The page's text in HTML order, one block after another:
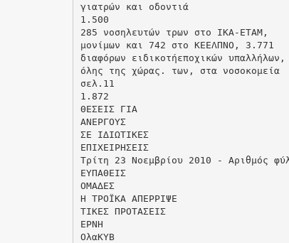
γιατρών και οδοντιά
1.500
285 νοσηλευτών τρων στο ΙΚΑ-ΕΤΑΜ,
µονίµων και 742 στο ΚΕΕΛΠΝΟ, 3.771
διαφόρων ειδικοτήεποχικών υπαλλήλων,
όλης της χώρας. των, στα νοσοκοµεία
σελ.11
1.872
ΘΕΣΕΙΣ ΓΙΑ
ΑΝΕΡΓΟΥΣ
ΣΕ Ι∆ΙΩΤΙΚΕΣ
ΕΠΙΧΕΙΡΗΣΕΙΣ
Τρίτη 23 Νοεµβρίου 2010 - Αριθµός
ΕΥΠΑΘΕΙΣ
ΟΜΑ∆ΕΣ
Η ΤΡΟΪΚΑ ΑΠΕΡΡΙΨΕ
ΤΙΚΕΣ ΠΡΟΤΑΣΕΙΣ
ΕΡΝΗ
ΟλαΚΥΒ